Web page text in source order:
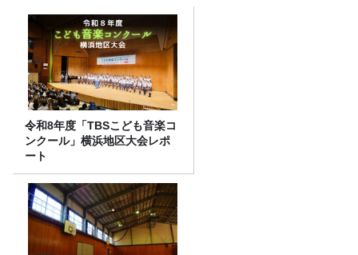
令和8年度「TBSこども音楽コ
ンクール」横浜地区大会レポ
ート